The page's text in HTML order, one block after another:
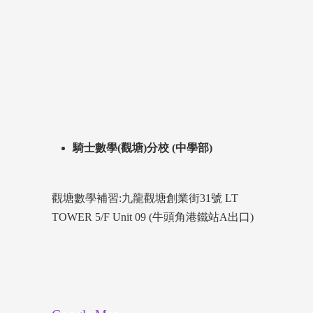
騎士數學(觀塘)分校 (中學部)
觀塘數學補習:九龍觀塘創業街31號 LT
TOWER 5/F Unit 09 (牛頭角港鐵站A出口)